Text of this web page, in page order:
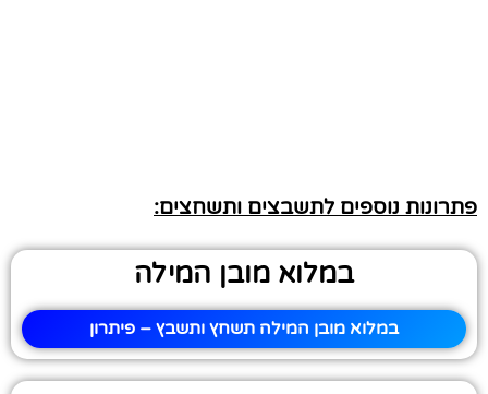
פתרונות נוספים לתשבצים ותשחצים:
במלוא מובן המילה
במלוא מובן המילה תשחץ ותשבץ – פיתרון